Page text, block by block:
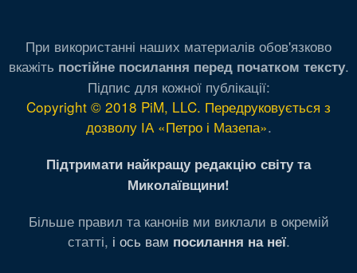
При використанні наших материалів обов'язково
вкажіть постійне посилання перед початком тексту.
Підпис для кожної публікації:
Copyright © 2018 PiM, LLC. Передруковується з
дозволу ІА «Петро і Мазепа».
Підтримати найкращу редакцію світу та
Миколаївщини!
Більше правил та канонів ми виклали в окремій
статті, і ось вам посилання на неї.